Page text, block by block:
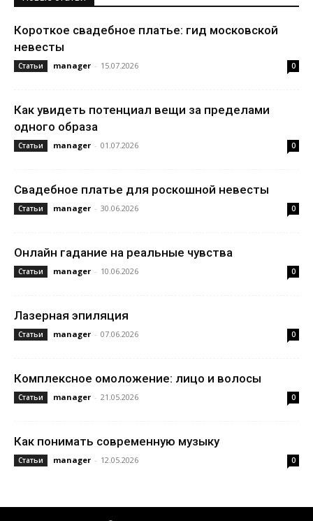
Короткое свадебное платье: гид московской
невесты
Статьи manager - 15.07.2026 0
Как увидеть потенциал вещи за пределами
одного образа
Статьи manager - 01.07.2026 0
Свадебное платье для роскошной невесты
Статьи manager - 30.06.2026 0
Онлайн гадание на реальные чувства
Статьи manager - 10.06.2026 0
Лазерная эпиляция
Статьи manager - 07.06.2026 0
Комплексное омоложение: лицо и волосы
Статьи manager - 21.05.2026 0
Как понимать современную музыку
Статьи manager - 12.05.2026 0